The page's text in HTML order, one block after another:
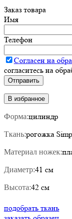
Заказ товара
Имя
Телефон
Согласен на
согласитесь на
В избранное
Форма:цилиндр
Ткань:рогожка
Материал ножек:
Диаметр:41 см
Высота:42 см
подобрать ткань